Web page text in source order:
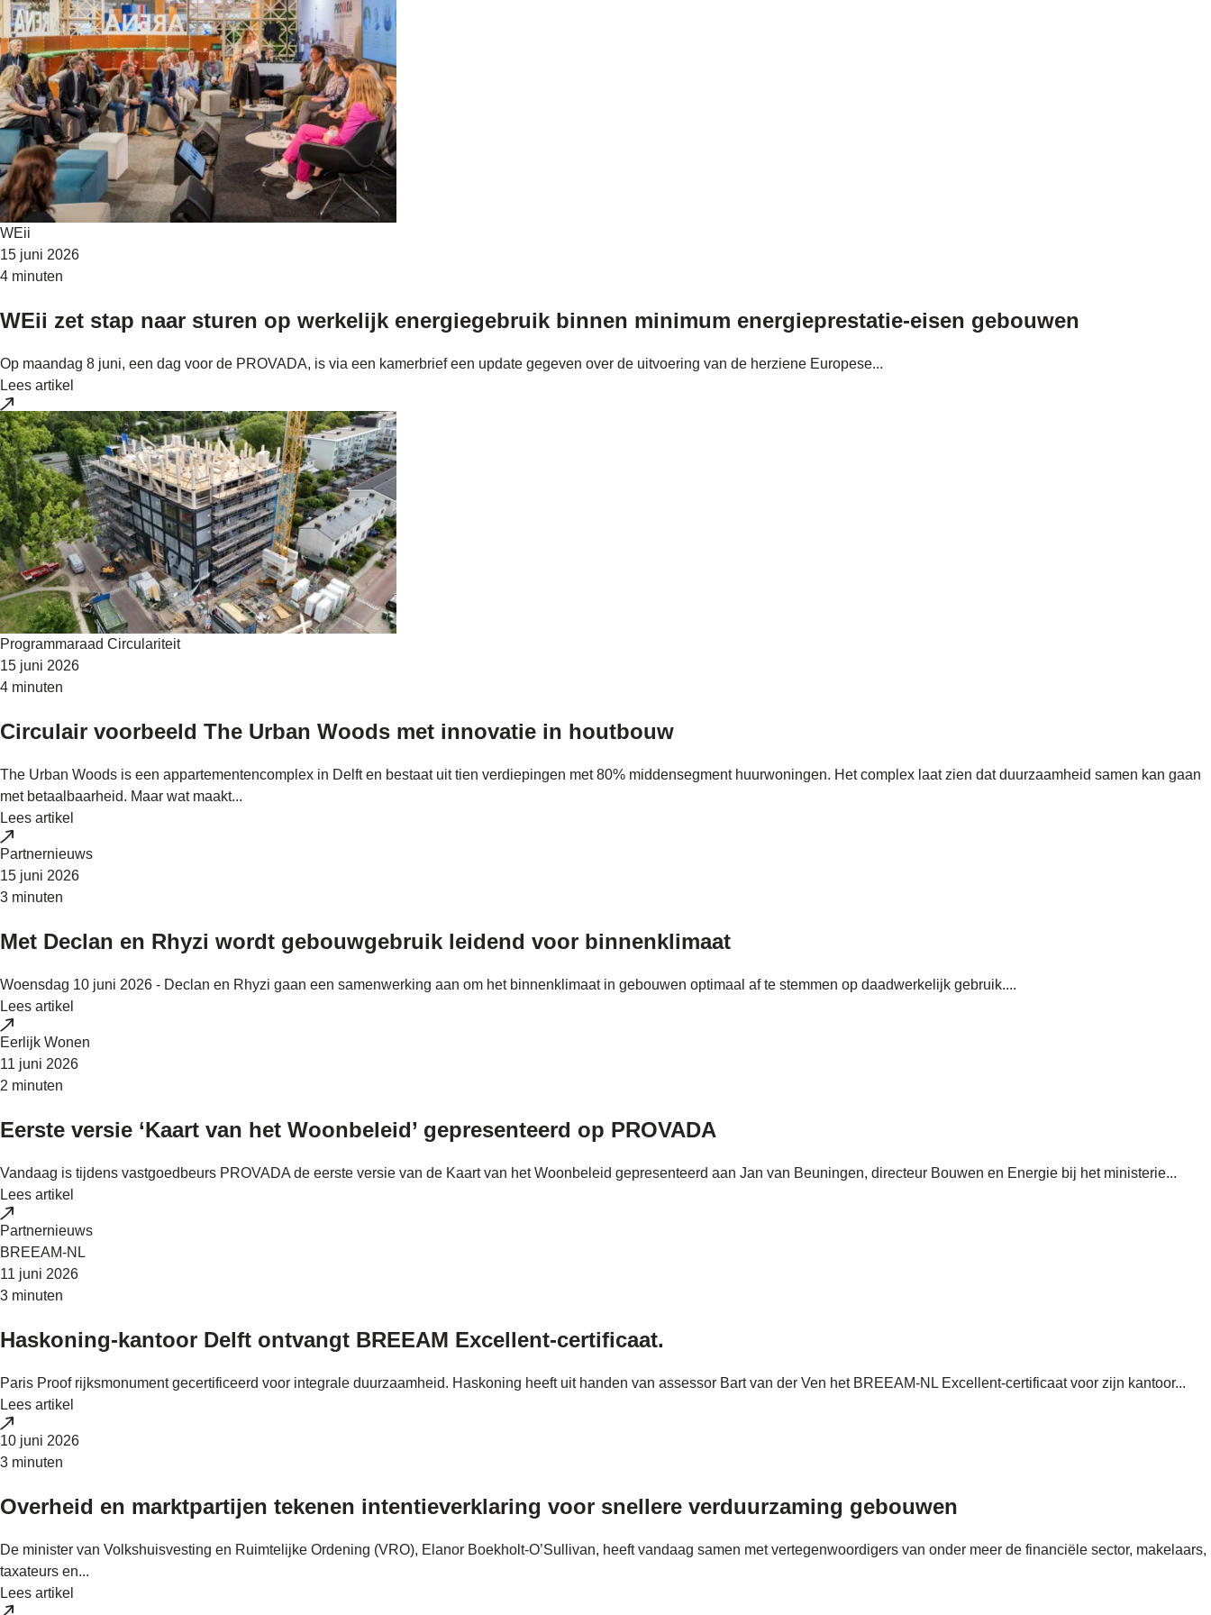
WEii
15 juni 2026
4 minuten
WEii zet stap naar sturen op werkelijk energiegebruik binnen minimum energieprestatie-eisen gebouwen
Op maandag 8 juni, een dag voor de PROVADA, is via een kamerbrief een update gegeven over de uitvoering van de herziene Europese...
Lees artikel
Programmaraad Circulariteit
15 juni 2026
4 minuten
Circulair voorbeeld The Urban Woods met innovatie in houtbouw
The Urban Woods is een appartementencomplex in Delft en bestaat uit tien verdiepingen met 80% middensegment huurwoningen. Het complex laat zien dat duurzaamheid samen kan gaan
met betaalbaarheid. Maar wat maakt...
Lees artikel
Partnernieuws
15 juni 2026
3 minuten
Met Declan en Rhyzi wordt gebouwgebruik leidend voor binnenklimaat
Woensdag 10 juni 2026 - Declan en Rhyzi gaan een samenwerking aan om het binnenklimaat in gebouwen optimaal af te stemmen op daadwerkelijk gebruik....
Lees artikel
Eerlijk Wonen
11 juni 2026
2 minuten
Eerste versie ‘Kaart van het Woonbeleid’ gepresenteerd op PROVADA
Vandaag is tijdens vastgoedbeurs PROVADA de eerste versie van de Kaart van het Woonbeleid gepresenteerd aan Jan van Beuningen, directeur Bouwen en Energie bij het ministerie...
Lees artikel
Partnernieuws
BREEAM-NL
11 juni 2026
3 minuten
Haskoning-kantoor Delft ontvangt BREEAM Excellent-certificaat.
Paris Proof rijksmonument gecertificeerd voor integrale duurzaamheid. Haskoning heeft uit handen van assessor Bart van der Ven het BREEAM‑NL Excellent‑certificaat voor zijn kantoor...
Lees artikel
10 juni 2026
3 minuten
Overheid en marktpartijen tekenen intentieverklaring voor snellere verduurzaming gebouwen
De minister van Volkshuisvesting en Ruimtelijke Ordening (VRO), Elanor Boekholt‑O’Sullivan, heeft vandaag samen met vertegenwoordigers van onder meer de financiële sector, makelaars,
taxateurs en...
Lees artikel